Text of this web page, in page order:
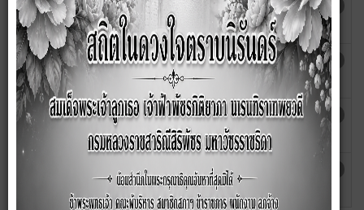
รับสมัครเด็กเล็กเข้า ศพด. ซับสมบูรณ์
เขียนโดย กนก
วรรณ
ฮิต: 2908
ลงทะเบียนรับเงินเบี้ยยังชีพผู้สูงอายุ
เขียนโดย
ronnayut
ฮิต: 3437
ลงทะเบียนรับเบี้ยคนพิการ
เขียนโดย
ronnayut
ฮิต: 3316
เขียนโดย
ronnayut